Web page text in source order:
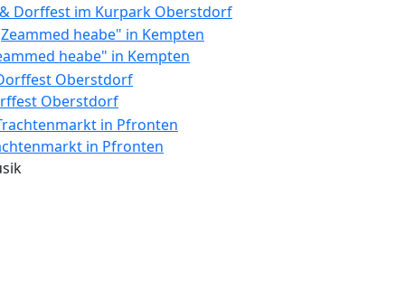
& Dorffest im Kurpark Oberstdorf
heabe" in Kempten
Oberstdorf
in Pfronten